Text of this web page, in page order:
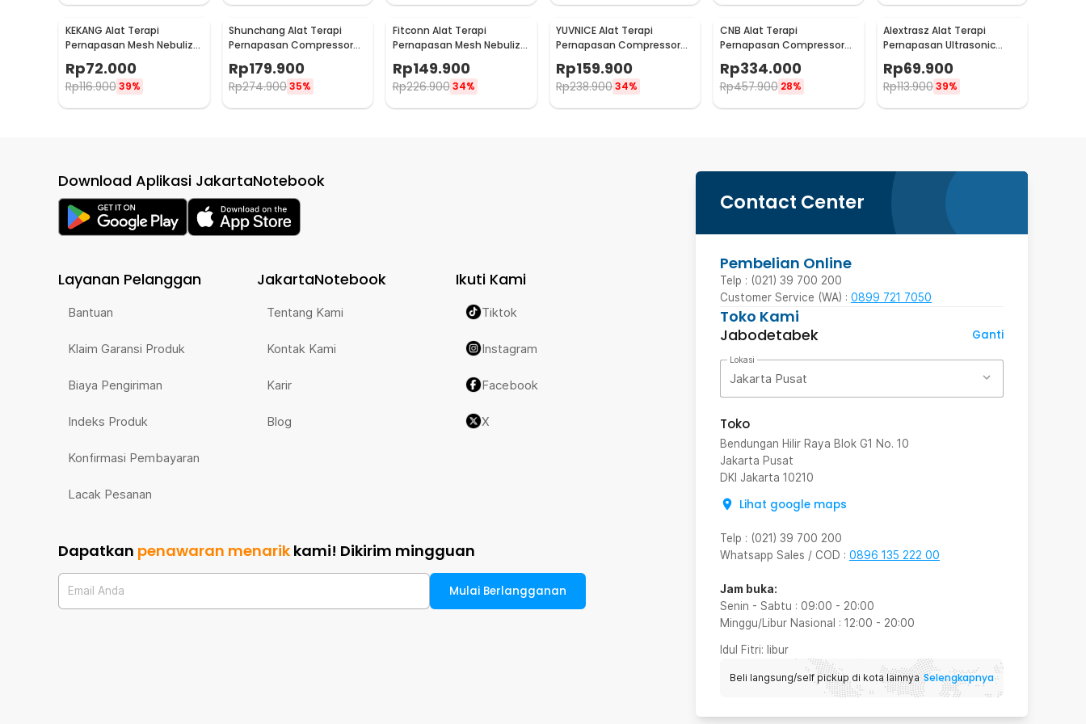
KEKANG Alat Terapi
Pernapasan Mesh Nebulizer
Plug In - KE-N11
Rp72.000
Rp116.900 39%
Shunchang Alat Terapi
Pernapasan Compressor
- CDC500S
Rp179.900
Rp274.90035%
Fitconn Alat Terapi
Pernapasan Mesh Nebulizer
Rp149.900
Rp226.900 34%
YUVNICE Alat Terapi
Pernapasan Compressor
- CDC-300S
Rp159.900
Rp238.90034%
CNB Alat Terapi
Pernapasan Compressor
Nebulizer Inhaler Atomizer
- 69025S
Rp334.000
Rp457.900 28%
Alextrasz Alat Terapi
Pernapasan Ultrasonic
Nebulizer Inhaler Atomizer
- FLK-W301
Rp69.900
Rp113.90039%
Contact Center
Pembelian Online
Telp : (021) 39 700 200
Customer Service (WA) : 0899 721 7050
Toko Kami
Jabodetabek
Ganti
Lokasi
Jakarta Pusat
Toko
Bendungan Hilir Raya Blok G1 No. 10
Jakarta Pusat
DKI Jakarta 10210
Lihat google maps
Telp : (021) 39 700 200
Whatsapp Sales / COD : 0896 135 222 00
Jam buka:
Senin - Sabtu : 09:00 - 20:00
Minggu/Libur Nasional : 12:00 - 20:00
Idul Fitri: libur
Beli langsung/self pickup di kota lainnya Selengkapnya
Download Aplikasi JakartaNotebook
Layanan Pelanggan
Bantuan
Klaim Garansi Produk
Biaya Pengiriman
Indeks Produk
Konfirmasi Pembayaran
Lacak Pesanan
JakartaNotebook
Tentang Kami
Kontak Kami
Karir
Blog
Ikuti Kami
Tiktok
Instagram
Facebook
X
Dapatkan penawaran menarik kami! Dikirim mingguan
Email Anda Mulai Berlangganan